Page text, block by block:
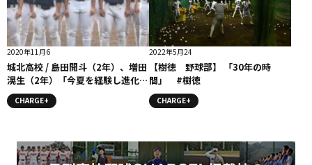
2020年11月6
城北高校 / 島田開斗（2年）、増田
滉生（2年）「今夏を経験し進化を
遂げる両右腕」コラム #城北高校
CHARGE+
2022年5月24
【樹徳 野球部】 「30年の時
間」 #樹徳
CHARGE+